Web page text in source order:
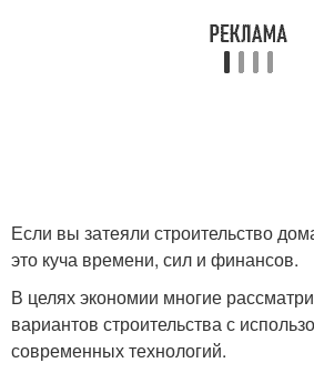
Если вы затеяли строительство
это куча времени, сил и финансов.
В целях экономии многие
вариантов строительства с
современных технологий.